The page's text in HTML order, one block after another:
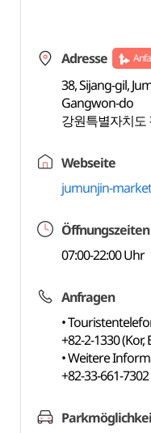
Adresse
38, Sijang-gil,
Gangwon-do
강원특별자치도
Webseite
jumunjin-
Öffnungszeiten
07:00-22:00 Uhr
Anfragen
•
+82-2-1330 (Kor,
• Weitere
+82-33-661-7302